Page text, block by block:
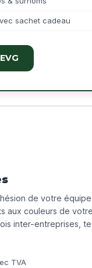
sachet cadeau
de votre équipe
aux couleurs de
inter-entreprises,
TVA